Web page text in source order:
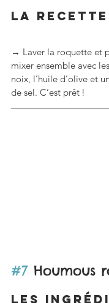
La RECETTE
→ Laver la roquette et
mixer ensemble avec
noix, l’huile d’olive et
de sel. C’est prêt !
#7 Houmous
LES